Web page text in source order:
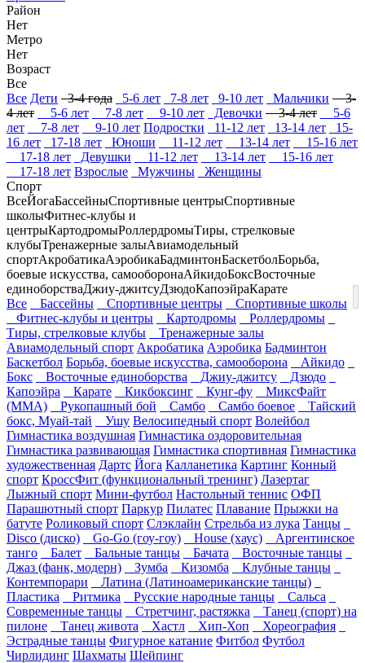
Район
Нет
Метро
Нет
Возраст
Все
Все Дети 3-4 года 5-6 лет 7-8 лет 9-10 лет Мальчики 3-
4 лет
5-6 лет 7-8 лет 9-10 лет Девочки 3-4 лет
5-6
лет
7-8 лет 9-10 лет Подростки 11-12 лет 13-14 лет
15-
16 лет
17-18 лет Юноши 11-12 лет 13-14 лет
15-16 лет
17-18 лет
Девушки 11-12 лет 13-14 лет
15-16 лет
17-18 лет Взрослые Мужчины
Женщины
Спорт
ВсеЙогаБассейныСпортивные центрыСпортивные
школыФитнес-клубы и
центрыКартодромыРоллердромыТиры, стрелковые
клубыТренажерные залыАвиамодельный
спортАкробатикаАэробикаБадминтонБаскетболБорьба,
боевые искусства, самооборонаАйкидоБоксВосточные
единоборстваДжиу-джитсуДзюдоКапоэйраКарате
Все
Бассейны Спортивные центры
Спортивные школы
Фитнес-клубы и центры
Картодромы
Роллердромы
Тиры, стрелковые клубы
Тренажерные залы
Авиамодельный спорт Акробатика Аэробика Бадминтон
Баскетбол Борьба, боевые искусства, самооборона
Айкидо
Бокс
Восточные единоборства Джиу-джитсу
Дзюдо
Капоэйра
Карате Кикбоксинг Кунг-фу
МиксФайт
(ММА)
Рукопашный бой Самбо Самбо боевое
Тайский
бокс, Муай-тай
Ушу Велосипедный спорт Волейбол
Гимнастика воздушная Гимнастика оздоровительная
Гимнастика развивающая Гимнастика спортивная Гимнастика
художественная Дартс Йога Калланетика Картинг Конный
спорт КроссФит (функциональный тренинг) Лазертаг
Лыжный спорт Мини-футбол Настольный теннис ОФП
Парашютный спорт Паркур Пилатес Плавание Прыжки на
батуте Роликовый спорт Слэклайн Стрельба из лука Танцы
Disco (диско)
Go-Go (гоу-гоу) House (хаус)
Аргентинское
танго
Балет Бальные танцы Бачата
Восточные танцы
Джаз (фанк, модерн)
Зумба Кизомба
Клубные танцы
Контемпорари
Латина (Латиноамериканские танцы)
Пластика
Ритмика Русские народные танцы
Сальса
Современные танцы
Стретчинг, растяжка
Танец (спорт) на
пилоне
Танец живота Хастл Хип-Хоп
Хореография
Эстрадные танцы Фигурное катание Фитбол Футбол
Чирлидинг Шахматы Шейпинг